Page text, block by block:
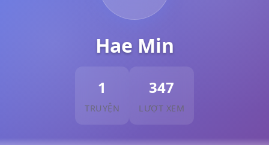
Hae Min
1
TRUYỆN
347
LƯỢT XEM